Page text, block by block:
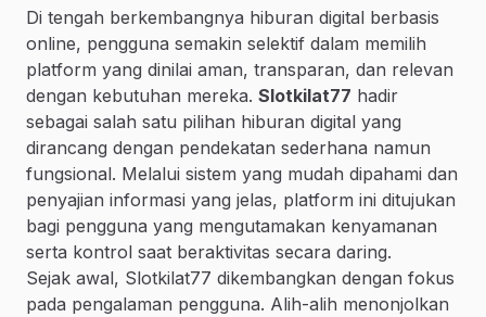
Di tengah berkembangnya hiburan digital berbasis
online, pengguna semakin selektif dalam memilih
platform yang dinilai aman, transparan, dan relevan
dengan kebutuhan mereka. Slotkilat77 hadir
sebagai salah satu pilihan hiburan digital yang
dirancang dengan pendekatan sederhana namun
fungsional. Melalui sistem yang mudah dipahami dan
penyajian informasi yang jelas, platform ini ditujukan
bagi pengguna yang mengutamakan kenyamanan
serta kontrol saat beraktivitas secara daring.
Sejak awal, Slotkilat77 dikembangkan dengan fokus
pada pengalaman pengguna. Alih-alih menonjolkan